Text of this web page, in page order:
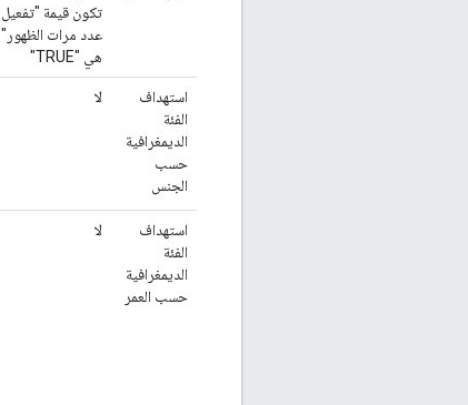
تكون قيمة "تفعيل
عدد مرات الظهور"
هي "TRUE"
استهداف
الفئة
الديمغرافية
حسب
الجنس
لا
استهداف
الفئة
الديمغرافية
حسب العمر
لا